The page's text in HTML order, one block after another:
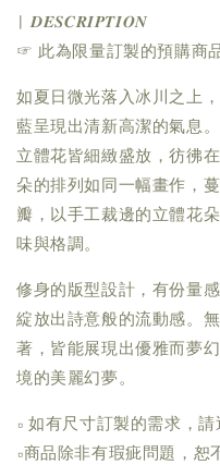
| 𝑫𝑬𝑺𝑪𝑹𝑰𝑷𝑻𝑰𝑶𝑵
☞ 此為限量訂製的預購商品
如夏日微光落入冰川之上
藍呈現出清新高潔的氣息
立體花皆細緻盛放，彷彿
朵的排列如同一幅畫作，
瓣，以手工裁邊的立體花
味與格調。
修身的版型設計，有份量
綻放出詩意般的流動感。
著，皆能展現出優雅而夢
境的美麗幻夢。
▫ 如有尺寸訂製的需求，
▫商品除非有瑕疵問題，